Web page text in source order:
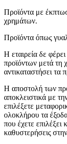
Προϊόντα με
χρημάτων.
Προϊόντα όπως
Η εταιρεία δε
προϊόντων μετά τη
αντικαταστήσει τα
Η αποστολή των
αποκλειστικά
επιλέξετε
ολοκλήρου τα
που έχετε
καθυστερήσεις